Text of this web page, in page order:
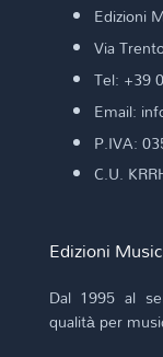
Edizioni
Via
Tel: +39
Email:
P.IVA:
C.U.
Edizioni
Dal 1995 al
qualità per